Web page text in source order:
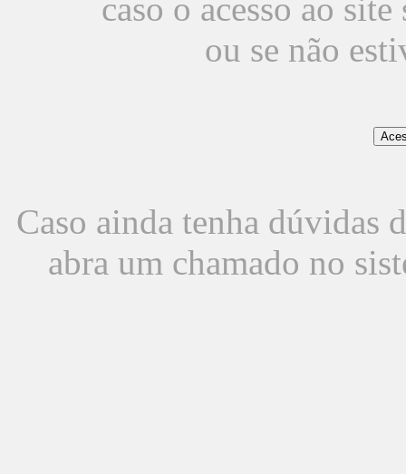
caso o acesso ao
ou se não
Caso ainda tenha dúvidas
abra um chamado no